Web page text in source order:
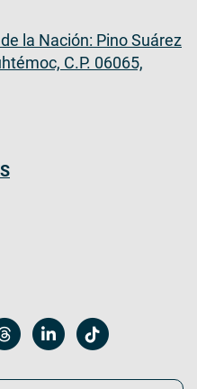
la Nación: Pino Suárez
C.P. 06065,